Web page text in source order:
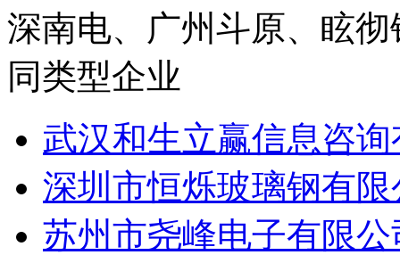
深南电、广州斗原、眩
同类型企业
武汉和生立赢信息咨
深圳市恒烁玻璃钢有限
苏州市尧峰电子有限公